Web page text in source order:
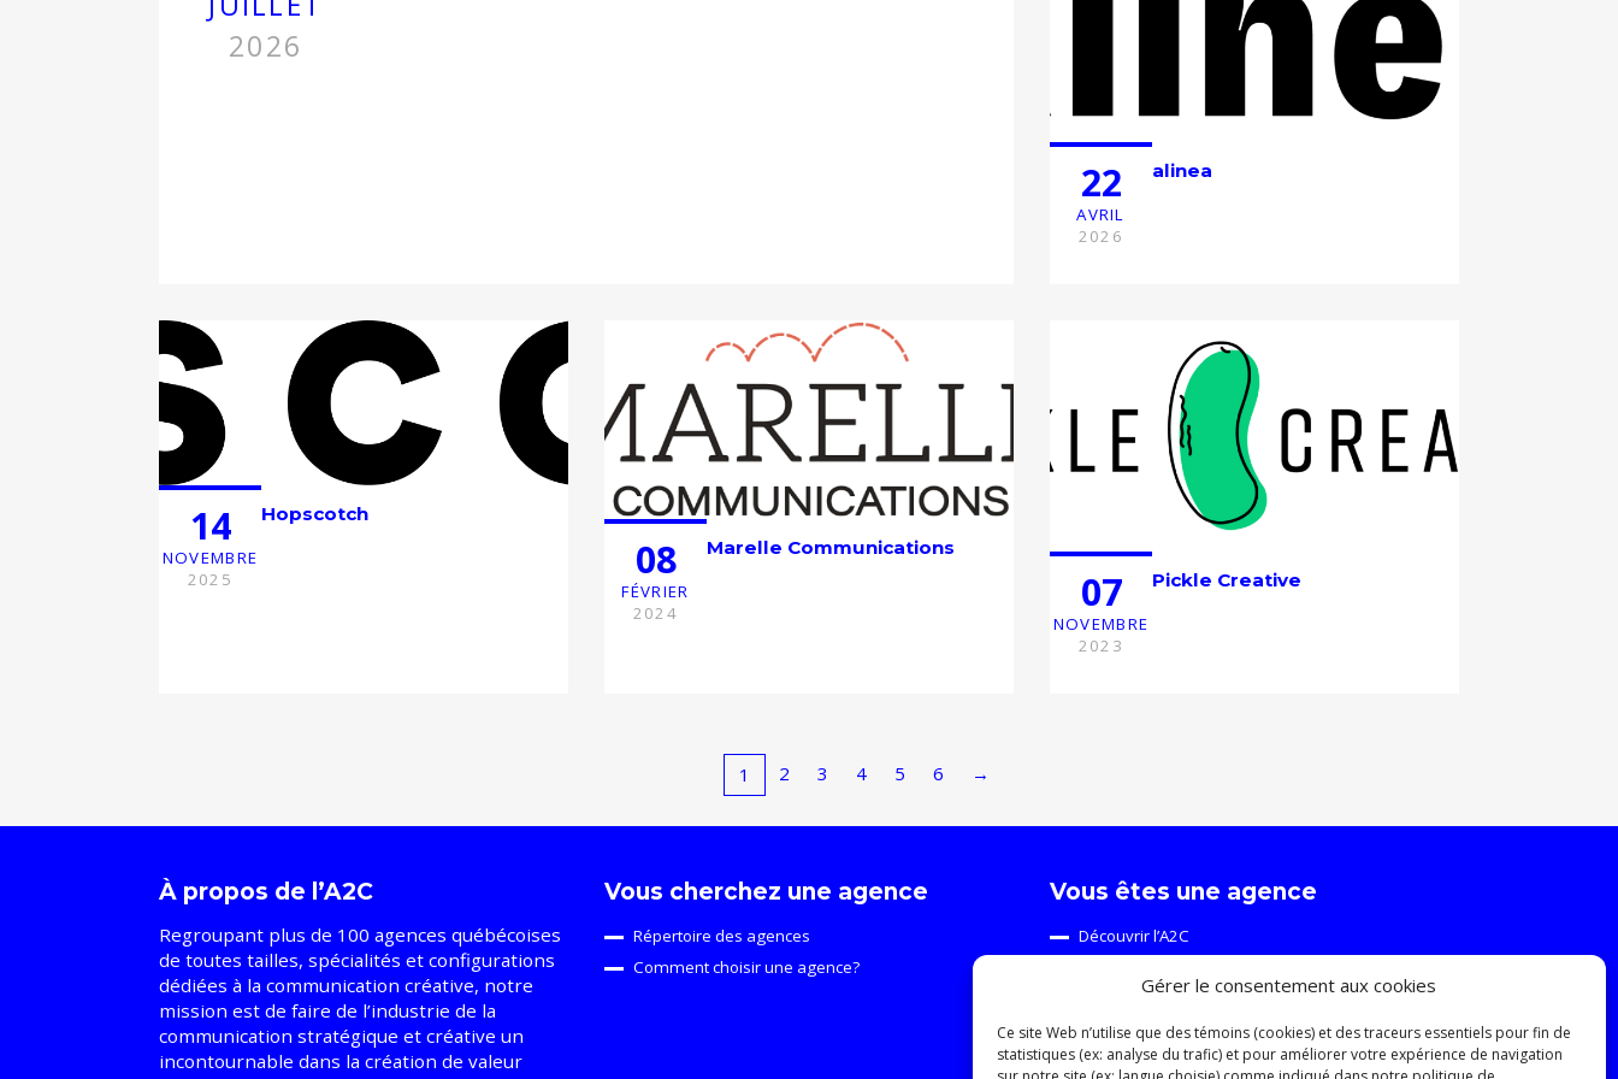
Gérer le consentement aux cookies
Ce site Web n’utilise que des témoins (cookies) et des traceurs essentiels pour fin de
statistiques (ex: analyse du trafic) et pour améliorer votre expérience de navigation
2026
22
AVRIL
2026
alinea
14
NOVEMBRE
2025
Hopscotch
08
FÉVRIER
2024
Marelle Communications
07
NOVEMBRE
2023
Pickle Creative
1 2 3 4 5 6 →
À propos de l’A2C
Regroupant plus de 100 agences québécoises
de toutes tailles, spécialités et configurations
dédiées à la communication créative, notre
mission est de faire de l’industrie de la
communication stratégique et créative un
incontournable dans la création de valeur
Vous cherchez une agence
Répertoire des agences
Comment choisir une agence?
Vous êtes une agence
Découvrir l’A2C
Ressources
Relève